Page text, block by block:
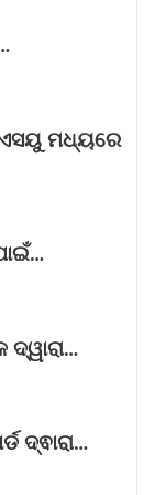
ଏହି
Read More »
ସମଗ୍ର
ମଧ୍ୟରେ
ଦ୍ଵାରା…